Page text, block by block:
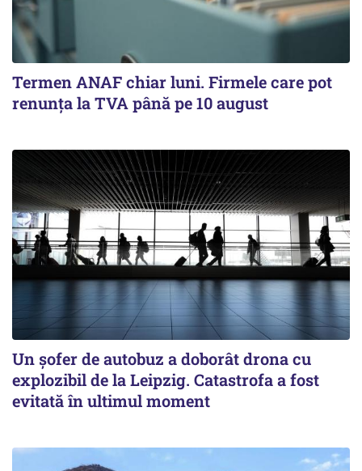
Termen ANAF chiar luni. Firmele care pot
renunța la TVA până pe 10 august
Un șofer de autobuz a doborât drona cu
explozibil de la Leipzig. Catastrofa a fost
evitată în ultimul moment